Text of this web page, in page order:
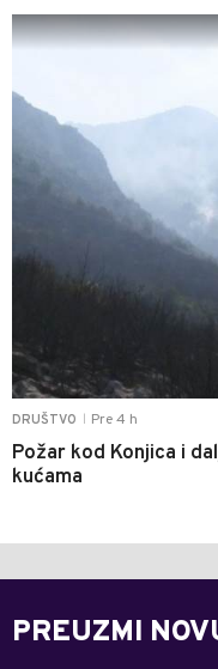
DRUŠTVO Pre 4 h
Požar kod Konjica i
kućama
PREUZMI